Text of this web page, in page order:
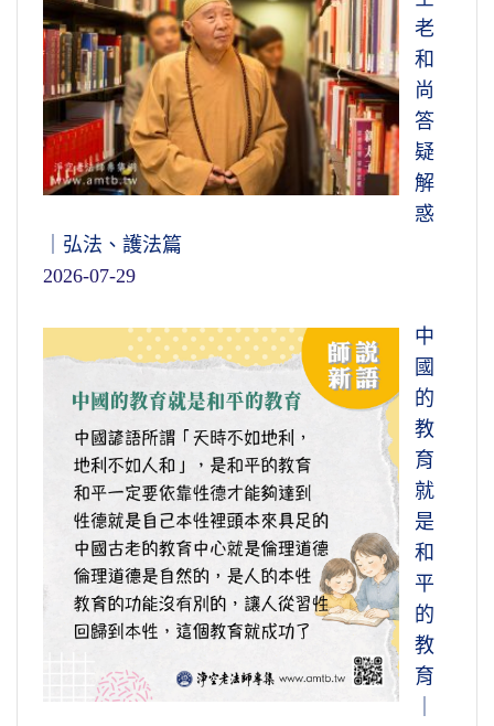
老
和
尚
答
疑
解
惑
｜弘法、護法篇
2026-07-29
中
國
的
教
育
就
是
和
平
的
教
育